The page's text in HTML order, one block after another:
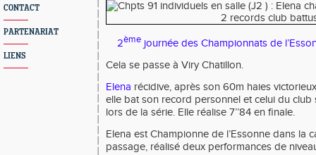
CONTACT
PARTENARIAT
LIENS
2ème journée des Championnats de
Cela se passe à Viry Chatillon.
Elena récidive, après son 60m haies
elle bat son record personnel et celui du
lors de la série. Elle réalise 7’’84 en finale.
Elena est Championne de l’Essonne dans la
passage, réalisé deux performances de